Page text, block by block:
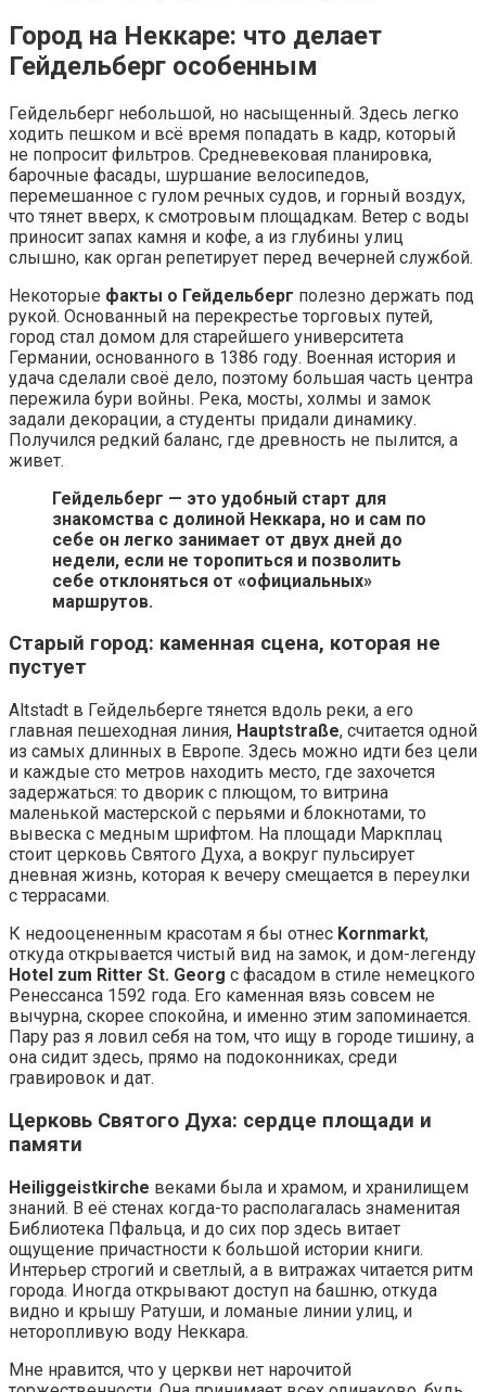
Город на Неккаре: что делает
Гейдельберг особенным
Гейдельберг небольшой, но насыщенный. Здесь легко
ходить пешком и всё время попадать в кадр, который
не попросит фильтров. Средневековая планировка,
барочные фасады, шуршание велосипедов,
перемешанное с гулом речных судов, и горный воздух,
что тянет вверх, к смотровым площадкам. Ветер с воды
приносит запах камня и кофе, а из глубины улиц
слышно, как орган репетирует перед вечерней службой.
Некоторые факты о Гейдельберг полезно держать под
рукой. Основанный на перекрестье торговых путей,
город стал домом для старейшего университета
Германии, основанного в 1386 году. Военная история и
удача сделали своё дело, поэтому большая часть центра
пережила бури войны. Река, мосты, холмы и замок
задали декорации, а студенты придали динамику.
Получился редкий баланс, где древность не пылится, а
живет.
Гейдельберг — это удобный старт для
знакомства с долиной Неккара, но и сам по
себе он легко занимает от двух дней до
недели, если не торопиться и позволить
себе отклоняться от «официальных»
маршрутов.
Старый город: каменная сцена, которая не
пустует
Altstadt в Гейдельберге тянется вдоль реки, а его
главная пешеходная линия, Hauptstraße, считается одной
из самых длинных в Европе. Здесь можно идти без цели
и каждые сто метров находить место, где захочется
задержаться: то дворик с плющом, то витрина
маленькой мастерской с перьями и блокнотами, то
вывеска с медным шрифтом. На площади Маркплац
стоит церковь Святого Духа, а вокруг пульсирует
дневная жизнь, которая к вечеру смещается в переулки
с террасами.
К недооцененным красотам я бы отнес Kornmarkt,
откуда открывается чистый вид на замок, и дом-легенду
Hotel zum Ritter St. Georg с фасадом в стиле немецкого
Ренессанса 1592 года. Его каменная вязь совсем не
вычурна, скорее спокойна, и именно этим запоминается.
Пару раз я ловил себя на том, что ищу в городе тишину, а
она сидит здесь, прямо на подоконниках, среди
гравировок и дат.
Церковь Святого Духа: сердце площади и
памяти
Heiliggeistkirche веками была и храмом, и хранилищем
знаний. В её стенах когда-то располагалась знаменитая
Библиотека Пфальца, и до сих пор здесь витает
ощущение причастности к большой истории книги.
Интерьер строгий и светлый, а в витражах читается ритм
города. Иногда открывают доступ на башню, откуда
видно и крышу Ратуши, и ломаные линии улиц, и
неторопливую воду Неккара.
Мне нравится, что у церкви нет нарочитой